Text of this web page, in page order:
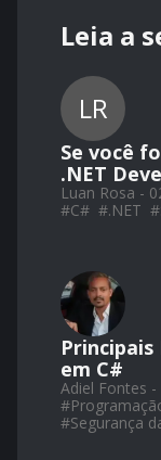
Leia a
LR
Se você
.NET
Luan Rosa -
#C# #.NET #
Principais
em C#
Adiel Fontes -
#
#Segurança